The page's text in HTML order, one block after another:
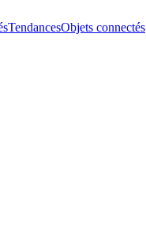
TendancesObjets connectés